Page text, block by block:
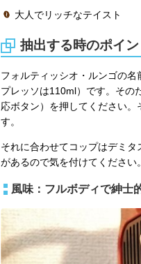
大人でリッチなテイスト
抽出する時のポイン
フォルティッシオ・ルンゴの
プレッソは110ml）です。その
応ボタン）を押してください
す。
それに合わせてコップはデミ
があるので気を付けてください。
風味：フルボディで紳士